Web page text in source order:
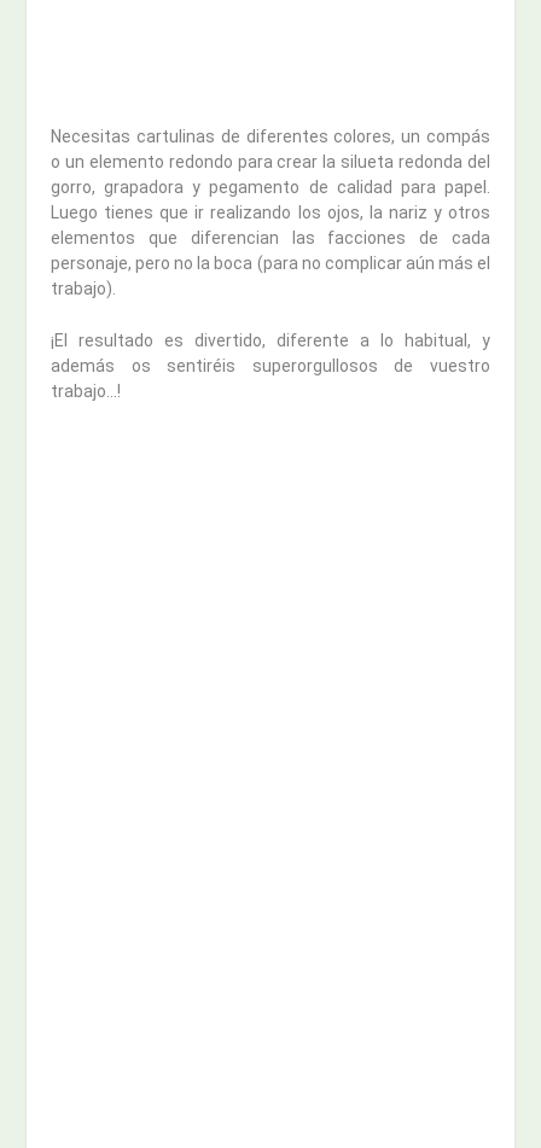
Necesitas cartulinas de diferentes colores, un compás
o un elemento redondo para crear la silueta redonda del
gorro, grapadora y pegamento de calidad para papel.
Luego tienes que ir realizando los ojos, la nariz y otros
elementos que diferencian las facciones de cada
personaje, pero no la boca (para no complicar aún más el
trabajo).
¡El resultado es divertido, diferente a lo habitual, y
además os sentiréis superorgullosos de vuestro
trabajo…!